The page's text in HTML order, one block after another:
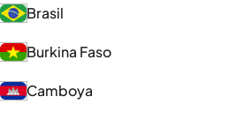
Brasil
Burkina Faso
Camboya